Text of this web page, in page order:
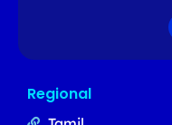
Regional